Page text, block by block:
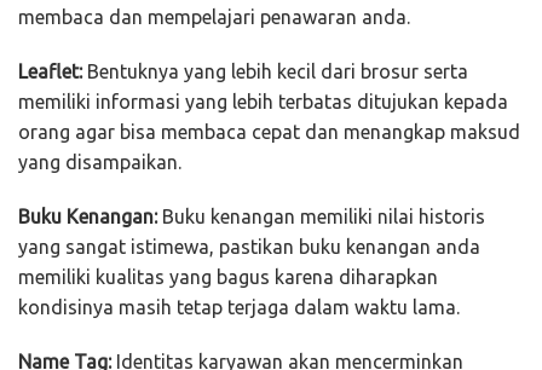
membaca dan mempelajari penawaran anda.
Leaflet:Bentuknya yang lebih kecil dari brosur serta
memiliki informasi yang lebih terbatas ditujukan kepada
orang agar bisa membaca cepat dan menangkap maksud
yang disampaikan.
Buku Kenangan:Buku kenangan memiliki nilai historis
yang sangat istimewa, pastikan buku kenangan anda
memiliki kualitas yang bagus karena diharapkan
kondisinya masih tetap terjaga dalam waktu lama.
Name Tag:Identitas karyawan akan mencerminkan